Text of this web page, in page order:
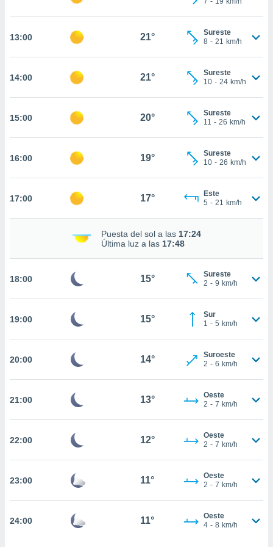
de que
sean
el sitio
para
ni para
aunque
no
como
IP
en
a lo que
Para
u
13:00 21°
Sureste
8 - 21 km/h
14:00 21°
Sureste
10 - 24 km/h
15:00 20°
Sureste
11 - 26 km/h
16:00 19°
Sureste
10 - 26 km/h
17:00 17°
Este
5 - 21 km/h
Puesta del sol a las 17:24
Última luz a las 17:48
18:00 15°
Sureste
2 - 9 km/h
19:00 15°
Sur
1 - 5 km/h
20:00 14°
Suroeste
2 - 6 km/h
21:00 13°
Oeste
2 - 7 km/h
22:00 12°
Oeste
2 - 7 km/h
23:00 11°
Oeste
2 - 7 km/h
24:00 11°
Oeste
4 - 8 km/h